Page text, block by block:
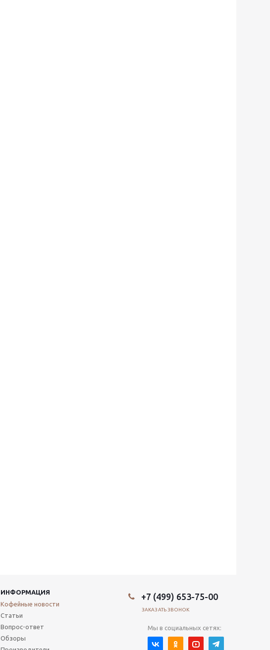
ИНФОРМАЦИЯ
Кофейные новости
Статьи
Вопрос-ответ
Обзоры
+7 (499) 653-75-00
ЗАКАЗАТЬ ЗВОНОК
Мы в социальных сетях: